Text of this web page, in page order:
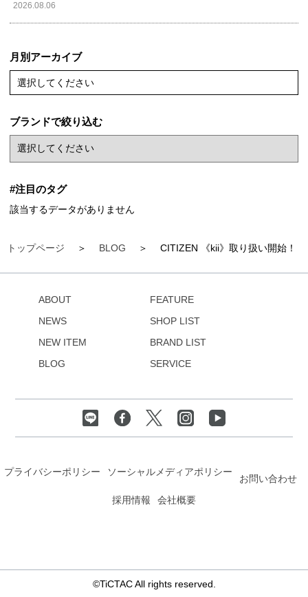
トップページ BLOG CITIZEN 《kii》取り扱い開始！
2026.08.06
月別アーカイブ
選択してください
ブランドで絞り込む
#注目のタグ
該当するデータがありません
ABOUT
NEWS
NEW ITEM
BLOG
FEATURE
SHOP LIST
BRAND LIST
SERVICE
プライバシーポリシー ソーシャルメディアポリシー
お問い合わせ
採用情報
会社概要
©TiCTAC All rights reserved.